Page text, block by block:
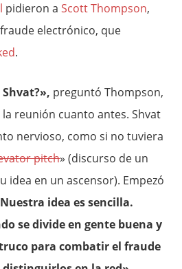
pidieron aScott Thompson,
electrónico, que
.
preguntó Thompson,
reunión cuanto antes. Shvat
nervioso, como si no tuviera
pitch» (discurso de un
idea en un ascensor). Empezó
idea es sencilla.
se divide en gente buena y
para combatir el fraude